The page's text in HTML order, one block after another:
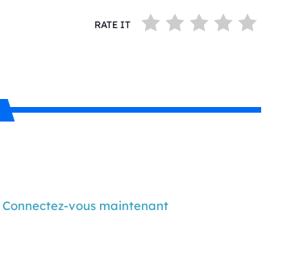
RATE IT
Connectez-vous maintenant